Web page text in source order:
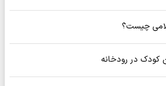
چیست؟
کودک در رودخانه